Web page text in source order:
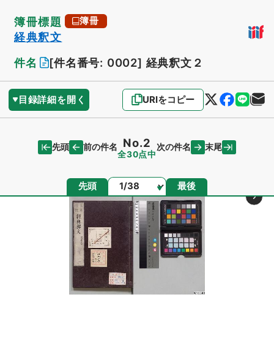
簿冊標題 簿冊
経典釈文
件名
[件名番号: 0002] 経典釈文２
目録詳細を開く URIをコピー
先頭 前の件名 No.2
全30点中
次の件名 末尾
先頭 ページ 最後